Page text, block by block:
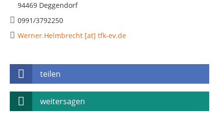
94469 Deggendorf
0991/3792250
Werner.Helmbrecht [at] tfk-ev.de
teilen
weitersagen